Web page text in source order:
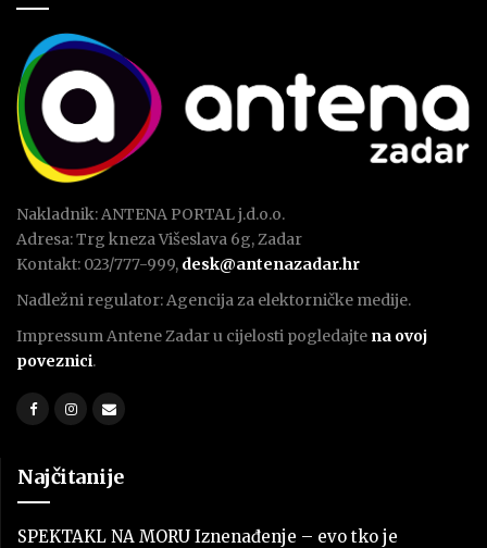
Nakladnik: ANTENA PORTAL j.d.o.o.
Adresa: Trg kneza Višeslava 6g, Zadar
Kontakt: 023/777-999, desk@antenazadar.hr
Nadležni regulator: Agencija za elektorničke medije.
Impressum Antene Zadar u cijelosti pogledajte na ovoj
poveznici.
Najčitanije
SPEKTAKL NA MORU Iznenađenje – evo tko je